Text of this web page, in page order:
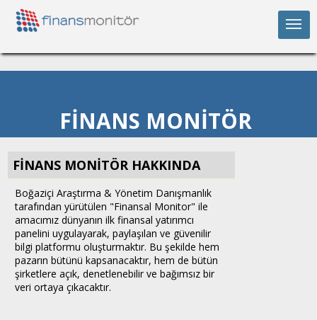
FİNANS MONİTÖR
FİNANS MONİTÖR HAKKINDA
Boğaziçi Araştırma & Yönetim Danışmanlık
tarafından yürütülen "Finansal Monitor" ile
amacımız dünyanın ilk finansal yatırımcı
panelini uygulayarak, paylaşılan ve güvenilir
bilgi platformu oluşturmaktır. Bu şekilde hem
pazarın bütünü kapsanacaktır, hem de bütün
şirketlere açık, denetlenebilir ve bağımsız bir
veri ortaya çıkacaktır.